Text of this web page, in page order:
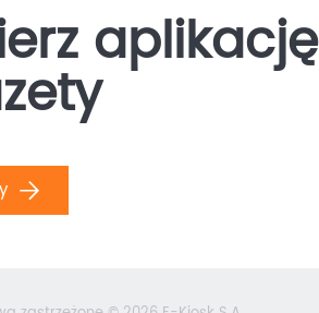
aplikację